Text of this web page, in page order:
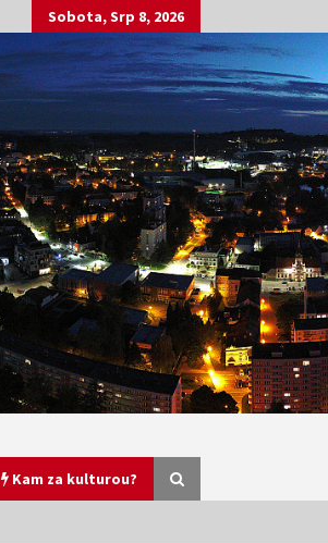
Sobota, Srp 8, 2026
Kam za kulturou?